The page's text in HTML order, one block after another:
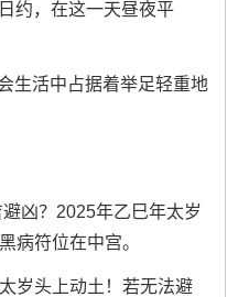
约，在这一天昼夜平
生活中占据着举足轻重地
凶？2025年乙巳年太岁
病符位在中宫。
岁头上动土！若无法避